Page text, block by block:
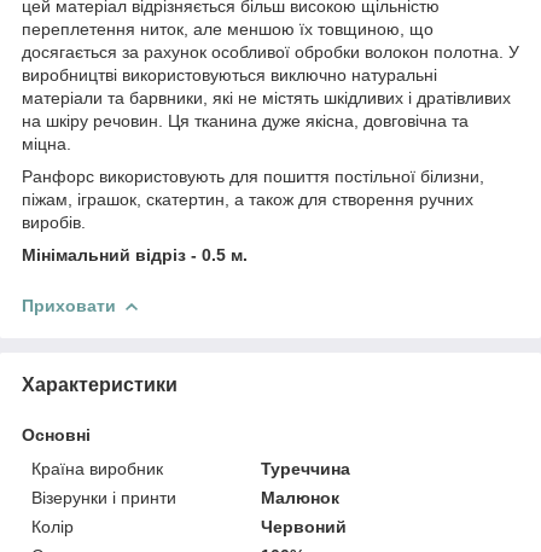
цей матеріал відрізняється більш високою щільністю
переплетення ниток, але меншою їх товщиною, що
досягається за рахунок особливої обробки волокон полотна. У
виробництві використовуються виключно натуральні
матеріали та барвники, які не містять шкідливих і дратівливих
на шкіру речовин. Ця тканина дуже якісна, довговічна та
міцна.
Ранфорс використовують для пошиття постільної білизни,
піжам, іграшок, скатертин, а також для створення ручних
виробів.
Мінімальний відріз - 0.5 м.
Приховати
Характеристики
Основні
Країна виробник
Туреччина
Візерунки і принти
Малюнок
Колір
Червоний